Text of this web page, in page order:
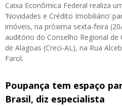
Caixa Econômica Federal realiza
‘Novidades e Crédito Imobiliário’
imóveis, na próxima sexta-feira
auditório do Conselho Regional
de Alagoas (Creci-AL), na Rua
Farol.
Poupança tem espaço
Brasil, diz especialista